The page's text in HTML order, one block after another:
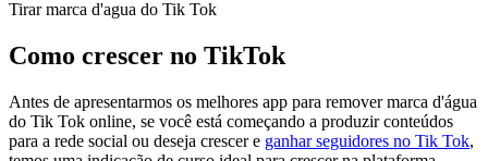
Tirar marca d'agua do Tik Tok
Como crescer no TikTok
Antes de apresentarmos os melhores app para remover marca d'água
do Tik Tok online, se você está começando a produzir conteúdos
para a rede social ou deseja crescer e ganhar seguidores no Tik Tok,